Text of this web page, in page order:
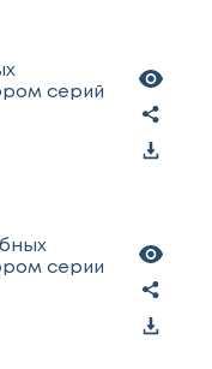
серий
серии